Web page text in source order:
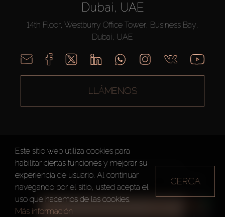
TODOS LOS FILTROS
Dubai, UAE
14th Floor, Westburry Office Tower, Business Bay,
Dubai, UAE
LLÁMENOS
AX CAPITAL ©2026 Todos los derechos reservados
Condiciones de Uso
Política de privacidad Mapa del sitio
Este sitio web utiliza cookies para
habilitar ciertas funciones y mejorar su
experiencia de usuario. Al continuar
navegando por el sitio, usted acepta el
uso que hacemos de las cookies.
Más información
CERCA